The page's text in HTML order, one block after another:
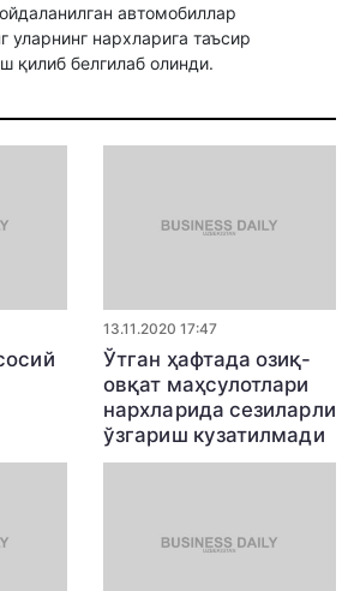
автомобиллар
уларнинг нархларига таъсир
қилиб белгилаб олинди.
13.11.2020 17:47
Ўтган ҳафтада озиқ-
овқат маҳсулотлари
нархларида сезиларли
ўзгариш кузатилмади